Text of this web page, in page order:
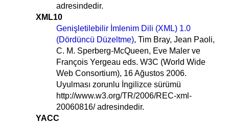
adresindedir.
XML10
Genişletilebilir İmlenim Dili (XML) 1.0
(Dördüncü Düzeltme), Tim Bray, Jean Paoli,
C. M. Sperberg-McQueen, Eve Maler ve
François Yergeau eds. W3C (World Wide
Web Consortium), 16 Ağustos 2006.
Uyulması zorunlu İngilizce sürümü
http://www.w3.org/TR/2006/REC-xml-
20060816/ adresindedir.
YACC